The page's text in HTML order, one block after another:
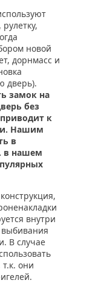
новой
дорнмасс и
дверь).
замок на
без
к
Нашим
в
в нашем
внутри
В случае
они